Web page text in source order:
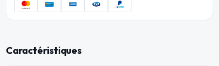
Caractéristiques